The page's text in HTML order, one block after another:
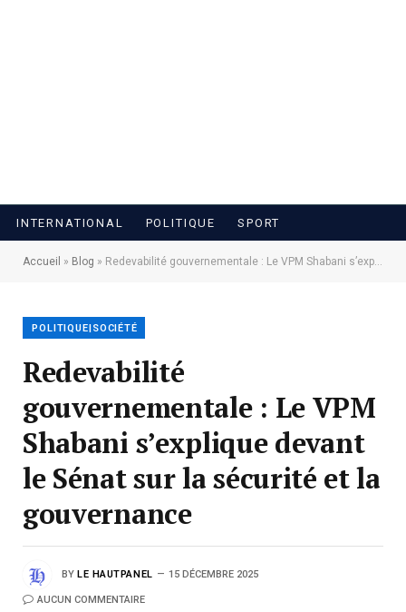
INTERNATIONAL POLITIQUE SPORT
Accueil » Blog » Redevabilité gouvernementale : Le VPM Shabani s’explique devant le Sénat sur la sécurité et la gouvernance
POLITIQUE|SOCIÉTÉ
Redevabilité
gouvernementale : Le VPM
Shabani s’explique devant
le Sénat sur la sécurité et la
gouvernance
BY LE HAUTPANEL 15 DÉCEMBRE 2025
AUCUN COMMENTAIRE